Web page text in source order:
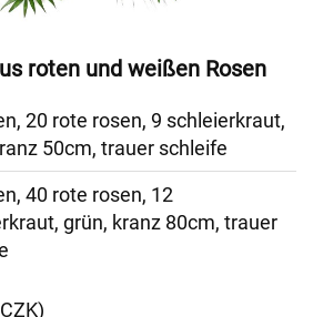
roten und weißen Rosen
20 rote rosen, 9 schleierkraut,
50cm, trauer schleife
40 rote rosen, 12
grün, kranz 80cm, trauer